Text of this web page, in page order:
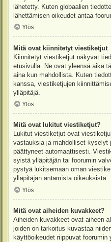
lähetetty. Kuten globaalien
lähettämisen oikeudet antaa
Ylös
Mitä ovat kiinnitetyt viestiketjut
Kiinnitetyt viestiketjut näkyvät
etusivulla. Ne ovat yleensä aika
aina kun mahdollista. Kuten
kanssa, viestiketjujen
ylläpitäjä.
Ylös
Mitä ovat lukitut viestiketjut?
Lukitut viestiketjut ovat
vastauksia ja mahdolliset
päättyneet automaattisesti.
syistä ylläpitäjän tai foorumin
pystyä lukitsemaan oman
ylläpitäjän antamista oikeuksista.
Ylös
Mitä ovat aiheiden kuvakkeet?
Aiheiden kuvakkeet ovat aiheen
joiden on tarkoitus kuvastaa
käyttöoikeudet riippuvat